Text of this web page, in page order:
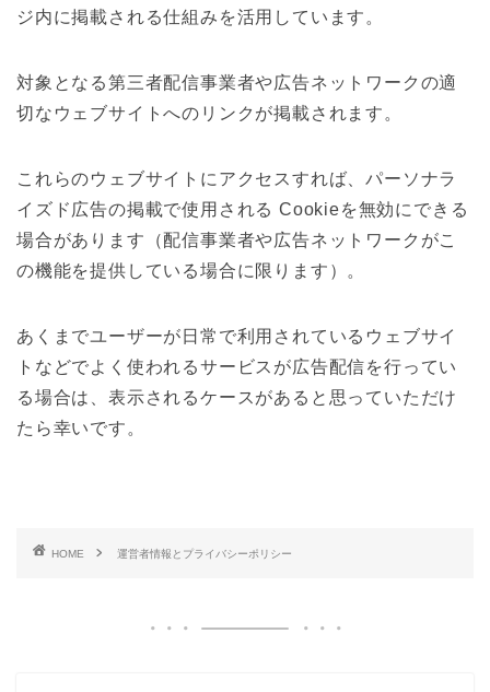
ジ内に掲載される仕組みを活用しています。
対象となる第三者配信事業者や広告ネットワークの適
切なウェブサイトへのリンクが掲載されます。
これらのウェブサイトにアクセスすれば、パーソナラ
イズド広告の掲載で使用される Cookieを無効にできる
場合があります（配信事業者や広告ネットワークがこ
の機能を提供している場合に限ります）。
あくまでユーザーが日常で利用されているウェブサイ
トなどでよく使われるサービスが広告配信を行ってい
る場合は、表示されるケースがあると思っていただけ
たら幸いです。
HOME 運営者情報とプライバシーポリシー